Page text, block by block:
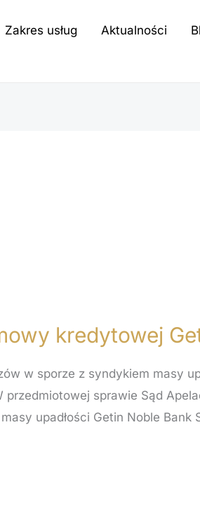
Zakres usług Aktualności
kredytowej
w sporze z syndykiem masy
przedmiotowej sprawie Sąd
upadłości Getin Noble Bank